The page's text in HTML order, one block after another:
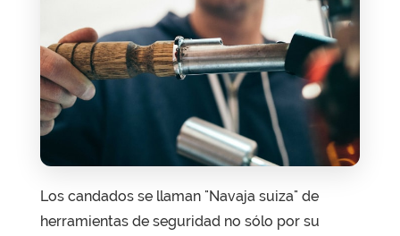
Los candados se llaman "Navaja suiza" de
herramientas de seguridad no sólo por su